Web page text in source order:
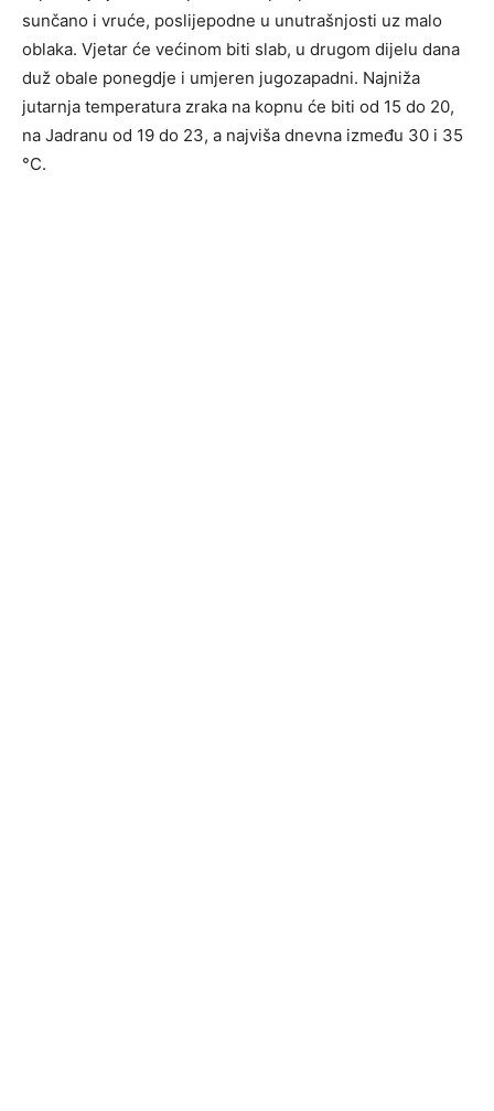
sunčano i vruće, poslijepodne u unutrašnjosti uz malo
oblaka. Vjetar će većinom biti slab, u drugom dijelu dana
duž obale ponegdje i umjeren jugozapadni. Najniža
jutarnja temperatura zraka na kopnu će biti od 15 do 20,
na Jadranu od 19 do 23, a najviša dnevna između 30 i 35
°C.